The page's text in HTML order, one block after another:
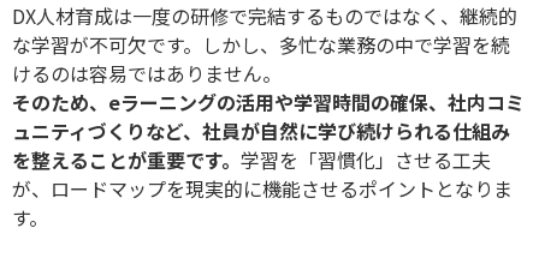
DX人材育成は一度の研修で完結するものではなく、継続的
な学習が不可欠です。しかし、多忙な業務の中で学習を続
けるのは容易ではありません。
そのため、 eラーニングの活用や学習時間の確保、社内コミ
ュニティづくりなど、社員が自然に学び続けられる仕組み
を整えることが重要です。 学習を「習慣化」させる工夫
が、ロードマップを現実的に機能させるポイントとなりま
す。